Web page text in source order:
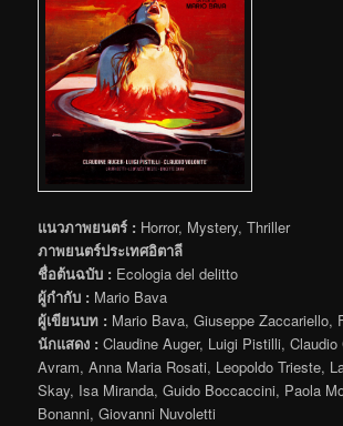
แนวภาพยนตร์ : Horror, Mystery, Thriller
ภาพยนตร์ประเทศอิตาลี
ชื่อต้นฉบับ : Ecologia del delitto
ผู้กำกับ : Mario Bava
ผู้เขียนบท : Mario Bava, Giuseppe Zaccariello,
นักแสดง : Claudine Auger, Luigi Pistilli, Claudio
Avram, Anna Maria Rosati, Leopoldo Trieste,
Skay, Isa Miranda, Guido Boccaccini, Paola
Bonanni, Giovanni Nuvoletti